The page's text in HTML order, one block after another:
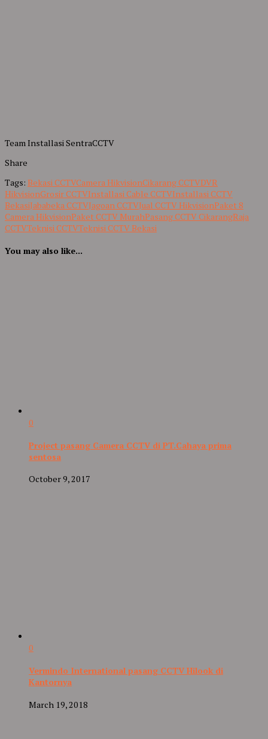
Team Installasi SentraCCTV
Share
Tags: Bekasi CCTVCamera HikvisionCikarang CCTVDVR
HikvisionGrosir CCTVInstallasi Cable CCTVInstallasi CCTV
BekasiJababeka CCTVJagoan CCTVJual CCTV HikvisionPaket 8
Camera HikvisionPaket CCTV MurahPasang CCTV CikarangRaja
CCTVTeknisi CCTVTeknisi CCTV Bekasi
You may also like...
0
Project pasang Camera CCTV di PT.Cahaya prima
sentosa
October 9, 2017
0
Vermindo International pasang CCTV Hilook di
Kantornya
March 19, 2018